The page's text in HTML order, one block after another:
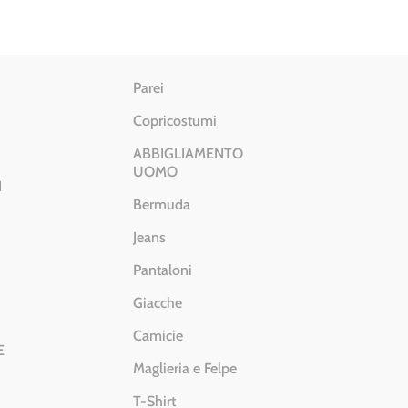
Parei
Copricostumi
ABBIGLIAMENTO
UOMO
Bermuda
Jeans
Pantaloni
Giacche
Camicie
Maglieria e Felpe
T-Shirt